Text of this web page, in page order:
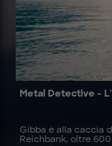
Metal Detective -
Gibba è alla caccia
Reichbank, oltre